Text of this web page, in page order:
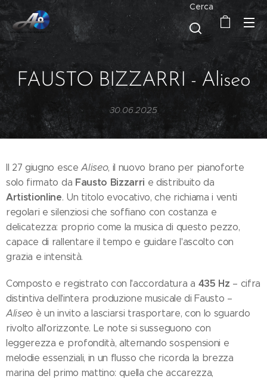
Cerca
FAUSTO BIZZARRI - Aliseo
30.06.2025
Il 27 giugno esceAliseo, il nuovo brano per pianoforte
solo firmato da Fausto Bizzarri e distribuito da
Artistionline. Un titolo evocativo, che richiama i venti
regolari e silenziosi che soffiano con costanza e
delicatezza: proprio come la musica di questo pezzo,
capace di rallentare il tempo e guidare l'ascolto con
grazia e intensità.
Composto e registrato con l'accordatura a 435 Hz – cifra
distintiva dell'intera produzione musicale di Fausto –
Aliseo è un invito a lasciarsi trasportare, con lo sguardo
rivolto all'orizzonte. Le note si susseguono con
leggerezza e profondità, alternando sospensioni e
melodie essenziali, in un flusso che ricorda la brezza
marina del primo mattino: quella che accarezza,